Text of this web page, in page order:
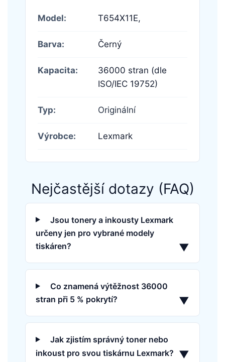
Model: T654X11E,
Barva: Černý
Kapacita:
36000 stran (dle
ISO/IEC 19752)
Typ: Originální
Výrobce: Lexmark
Nejčastější dotazy (FAQ)
Jsou tonery a inkousty Lexmark
určeny jen pro vybrané modely
tiskáren?
▼
Co znamená výtěžnost 36000
stran při 5 % pokrytí?
▼
Jak zjistím správný toner nebo
inkoust pro svou tiskárnu Lexmark? ▼